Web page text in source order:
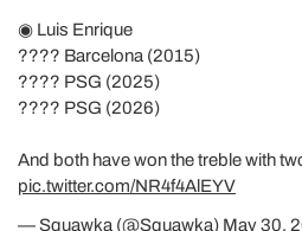
◉ Luis Enrique
???? Barcelona (2015)
???? PSG (2025)
???? PSG (2026)
And both have won the treble with
pic.twitter.com/NR4f4AlEYV
— Squawka (@Squawka) May 30,